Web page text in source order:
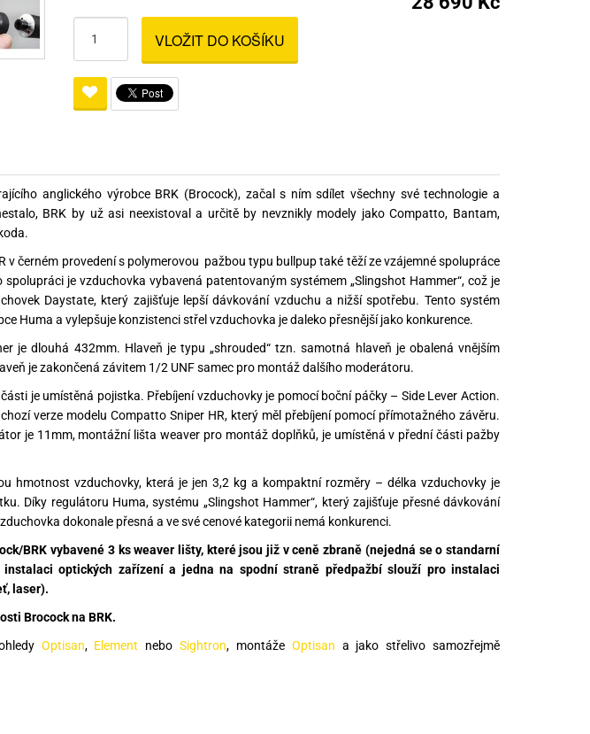
a revolverové náboje
náboje
Ochranné prostředky
Rowan Engineering
Bipody, stolice a vaky
zbraně
Svítilny
VLOŽIT DO KOŠÍKU
anglického výrobce BRK (Brocock), začal s ním sdílet všechny své technologie a
BRK by už asi neexistoval a určitě by nevznikly modely jako Compatto, Bantam,
v černém provedení s polymerovou pažbou typu bullpup také těží ze vzájemné spolupráce
je vzduchovka vybavená patentovaným systémem „Slingshot Hammer“, což je
Daystate, který zajišťuje lepší dávkování vzduchu a nižší spotřebu. Tento systém
Huma a vylepšuje konzistenci střel vzduchovka je daleko přesnější jako konkurence.
je dlouhá 432mm. Hlaveň je typu „shrouded“ tzn. samotná hlaveň je obalená vnějším
je zakončená závitem 1/2 UNF samec pro montáž dalšího moderátoru.
je umístěná pojistka. Přebíjení vzduchovky je pomocí boční páčky – Side Lever Action.
verze modelu Compatto Sniper HR, který měl přebíjení pomocí přímotažného závěru.
je 11mm, montážní lišta weaver pro montáž doplňků, je umístěná v přední části pažby
hmotnost vzduchovky, která je jen 3,2 kg a kompaktní rozměry – délka vzduchovky je
Díky regulátoru Huma, systému „Slingshot Hammer“, který zajišťuje přesné dávkování
dokonale přesná a ve své cenové kategorii nemá konkurenci.
BRK vybavené 3 ks weaver lišty, které jsou již v ceně zbraně (nejedná se o standarní
optických zařízení a jedna na spodní straně předpažbí slouží pro instalaci
laser).
Brocock na BRK.
Optisan, Element neboSightron, montáže Optisan a jako střelivo samozřejmě